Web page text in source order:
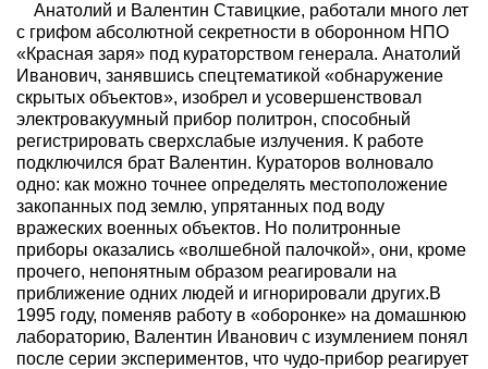
Анатолий и Валентин Ставицкие, работали много лет
с грифом абсолютной секретности в оборонном НПО
«Красная заря» под кураторством генерала. Анатолий
Иванович, занявшись спецтематикой «обнаружение
скрытых объектов», изобрел и усовершенствовал
электровакуумный прибор политрон, способный
регистрировать сверхслабые излучения. К работе
подключился брат Валентин. Кураторов волновало
одно: как можно точнее определять местоположение
закопанных под землю, упрятанных под воду
вражеских военных объектов. Но политронные
приборы оказались «волшебной палочкой», они, кроме
прочего, непонятным образом реагировали на
приближение одних людей и игнорировали других.В
1995 году, поменяв работу в «оборонке» на домашнюю
лабораторию, Валентин Иванович с изумлением понял
после серии экспериментов, что чудо-прибор реагирует